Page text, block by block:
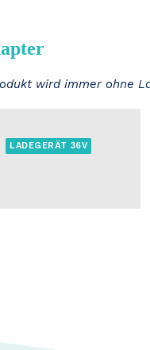
wird immer ohne
LADEGERÄT 36V